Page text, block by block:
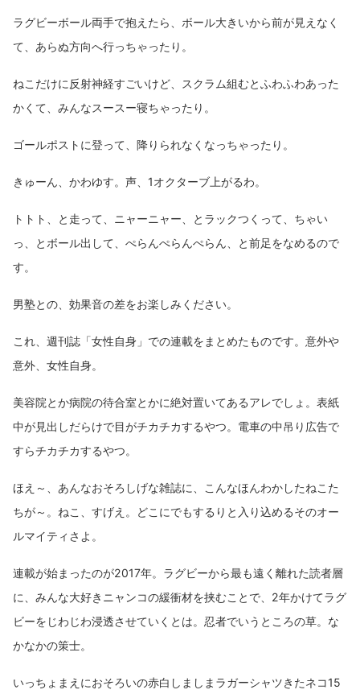
ラグビーボール両手で抱えたら、ボール大きいから前が見えなく
て、あらぬ方向へ行っちゃったり。
ねこだけに反射神経すごいけど、スクラム組むとふわふわあった
かくて、みんなスースー寝ちゃったり。
ゴールポストに登って、降りられなくなっちゃったり。
きゅーん、かわゆす。声、1オクターブ上がるわ。
トトト、と走って、ニャーニャー、とラックつくって、ちゃい
っ、とボール出して、ぺらんぺらんぺらん、と前足をなめるので
す。
男塾との、効果音の差をお楽しみください。
これ、週刊誌「女性自身」での連載をまとめたものです。意外や
意外、女性自身。
美容院とか病院の待合室とかに絶対置いてあるアレでしょ。表紙
中が見出しだらけで目がチカチカするやつ。電車の中吊り広告で
すらチカチカするやつ。
ほえ～、あんなおそろしげな雑誌に、こんなほんわかしたねこた
ちが～。ねこ、すげえ。どこにでもするりと入り込めるそのオー
ルマイティさよ。
連載が始まったのが2017年。ラグビーから最も遠く離れた読者層
に、みんな大好きニャンコの緩衝材を挟むことで、2年かけてラグ
ビーをじわじわ浸透させていくとは。忍者でいうところの草。な
かなかの策士。
いっちょまえにおそろいの赤白しましまラガーシャツきたネコ15